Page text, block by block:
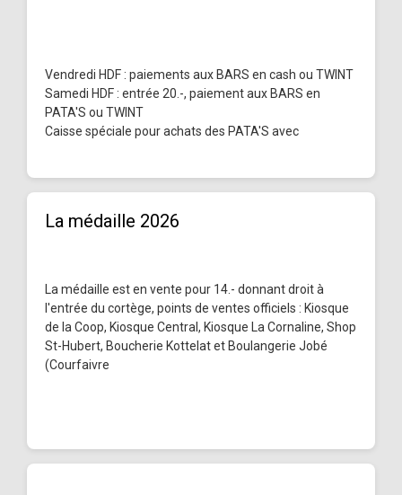
Vendredi HDF : paiements aux BARS en cash ou TWINT
Samedi HDF : entrée 20.-, paiement aux BARS en
PATA'S ou TWINT
Caisse spéciale pour achats des PATA'S avec
La médaille 2026
La médaille est en vente pour 14.- donnant droit à
l'entrée du cortège, points de ventes officiels : Kiosque
de la Coop, Kiosque Central, Kiosque La Cornaline, Shop
St-Hubert, Boucherie Kottelat et Boulangerie Jobé
(Courfaivre